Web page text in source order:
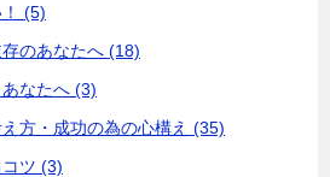
(5)
のあなたへ (18)
なたへ (3)
方・成功の為の心構え (35)
ツ (3)